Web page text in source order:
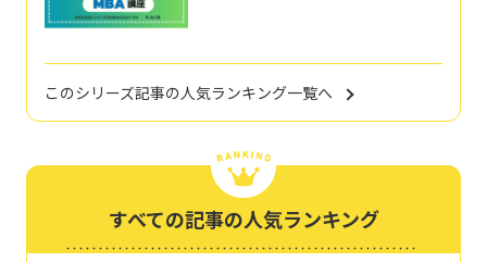
このシリーズ記事の人気ランキング一覧へ
すべての記事の人気ランキング